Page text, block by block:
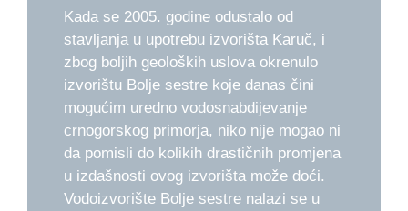
Kada se 2005. godine odustalo od
stavljanja u upotrebu izvorišta Karuč, i
zbog boljih geoloških uslova okrenulo
izvorištu Bolje sestre koje danas čini
mogućim uredno vodosnabdijevanje
crnogorskog primorja, niko nije mogao ni
da pomisli do kolikih drastičnih promjena
u izdašnosti ovog izvorišta može doći.
Vodoizvorište Bolje sestre nalazi se u